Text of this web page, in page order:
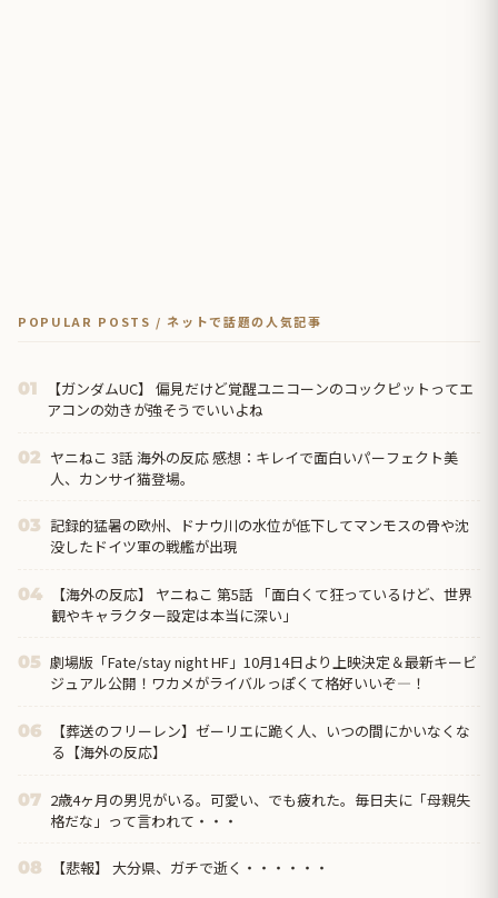
POPULAR POSTS / ネットで話題の人気記事
01
【ガンダムUC】 偏見だけど覚醒ユニコーンのコックピットってエ
アコンの効きが強そうでいいよね
02 ヤニねこ 3話 海外の反応 感想：キレイで面白いパーフェクト美
人、カンサイ猫登場。
03 記録的猛暑の欧州、ドナウ川の水位が低下してマンモスの骨や沈
没したドイツ軍の戦艦が出現
04
【海外の反応】 ヤニねこ 第5話 「面白くて狂っているけど、世界
観やキャラクター設定は本当に深い」
05 劇場版「Fate/stay night HF」10月14日より上映決定＆最新キービ
ジュアル公開！ワカメがライバルっぽくて格好いいぞ―！
06
【葬送のフリーレン】ゼーリエに跪く人、いつの間にかいなくな
る【海外の反応】
07 2歳4ヶ月の男児がいる。可愛い、でも疲れた。毎日夫に「母親失
格だな」って言われて・・・
08 【悲報】 大分県、ガチで逝く・・・・・・